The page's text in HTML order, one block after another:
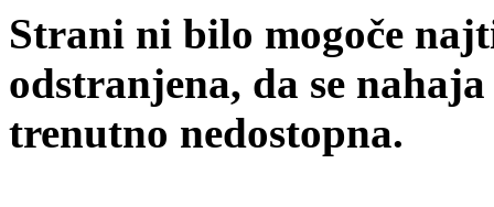
Strani ni bilo mogoče
odstranjena, da se
trenutno nedostopna.